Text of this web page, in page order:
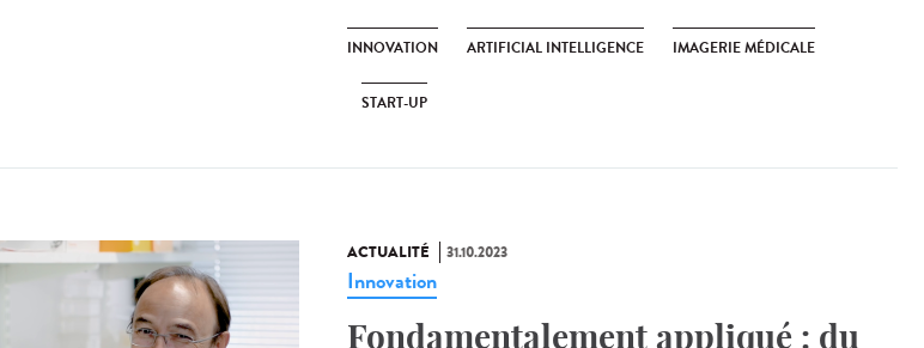
INNOVATION ARTIFICIAL INTELLIGENCE IMAGERIE MÉDICALE
START-UP
ACTUALITÉ 31.10.2023
Innovation
Fondamentalement appliqué : du